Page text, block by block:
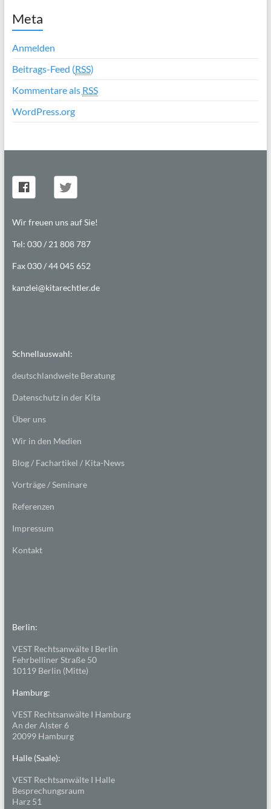
Meta
Anmelden
Beitrags-Feed (RSS)
Kommentare als RSS
WordPress.org
Wir freuen uns auf Sie!
Tel: 030 / 21 808 787
Fax 030 / 44 045 652
kanzlei@kitarechtler.de
Schnellauswahl:
deutschlandweite Beratung
Datenschutz in der Kita
Über uns
Wir in den Medien
Blog / Fachartikel / Kita-News
Vorträge / Seminare
Referenzen
Impressum
Kontakt
Berlin:
VEST Rechtsanwälte I Berlin
Fehrbelliner Straße 50
10119 Berlin (Mitte)
Hamburg:
VEST Rechtsanwälte I Hamburg
An der Alster 6
20099 Hamburg
Halle (Saale):
VEST Rechtsanwälte I Halle
Besprechungsraum
Harz 51